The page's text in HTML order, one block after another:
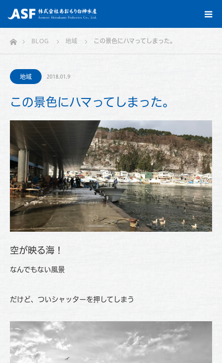
ホームBLOG 地域 この景色にハマってしまった。
地域 2018.01.9
この景色にハマってしまった。
空が映る海！
なんでもない風景
だけど、ついシャッターを押してしまう